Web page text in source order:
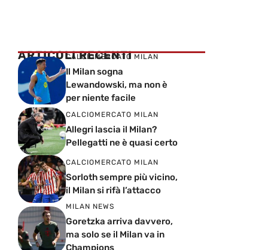
ARTICOLI RECENTI
CALCIOMERCATO MILAN
Il Milan sogna
Lewandowski, ma non è
per niente facile
Allegri lascia il Milan?
Pellegatti ne è quasi certo
Sorloth sempre più vicino,
il Milan si rifà l’attacco
Goretzka arriva davvero,
ma solo se il Milan va in
Champions